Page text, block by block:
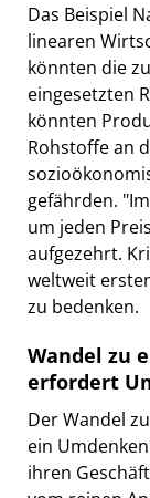
Das Beispiel
linearen
könnten die
eingesetzten
könnten
Rohstoffe an
gefährden.
um jeden
aufgezehrt.
weltweit
zu bedenken.
Wandel zu
erfordert
Der Wandel
ein
ihren